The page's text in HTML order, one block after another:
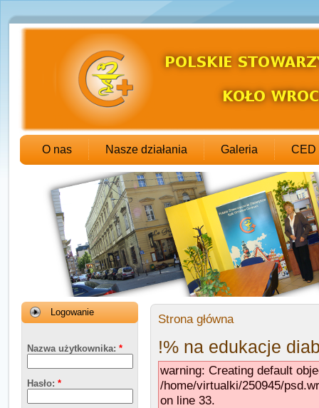
O nas Nasze działania Galeria CED
Logowanie
Nazwa użytkownika: *
Hasło: *
Strona główna
!% na edukacje
warning: Creating default
/home/virtualki/250945/
on line 33.